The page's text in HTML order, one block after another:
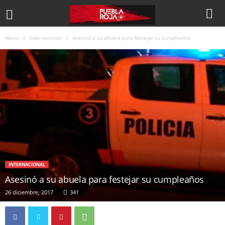
Home Internacional Asesinó a su abuela para festejar su cumpleaños
INTERNACIONAL
Asesinó a su abuela para festejar su cumpleaños
26 diciembre, 2017 341